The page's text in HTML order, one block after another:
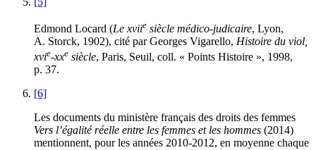
Edmond Locard (Le xviie siècle médico-judicaire, Lyon,
A. Storck, 1902), cité par Georges Vigarello, Histoire du viol,
xvie-xxe siècle, Paris, Seuil, coll. « Points Histoire », 1998,
p. 37.
[6]
Les documents du ministère français des droits des femmes
Vers l’égalité réelle entre les femmes et les hommes (2014)
mentionnent, pour les années 2010-2012, en moyenne chaque